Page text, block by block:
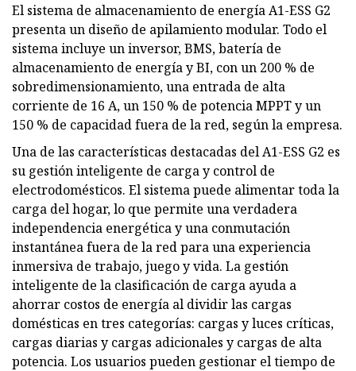
El sistema de almacenamiento de energía A1-ESS G2
presenta un diseño de apilamiento modular. Todo el
sistema incluye un inversor, BMS, batería de
almacenamiento de energía y BI, con un 200 % de
sobredimensionamiento, una entrada de alta
corriente de 16 A, un 150 % de potencia MPPT y un
150 % de capacidad fuera de la red, según la empresa.
Una de las características destacadas del A1-ESS G2 es
su gestión inteligente de carga y control de
electrodomésticos. El sistema puede alimentar toda la
carga del hogar, lo que permite una verdadera
independencia energética y una conmutación
instantánea fuera de la red para una experiencia
inmersiva de trabajo, juego y vida. La gestión
inteligente de la clasificación de carga ayuda a
ahorrar costos de energía al dividir las cargas
domésticas en tres categorías: cargas y luces críticas,
cargas diarias y cargas adicionales y cargas de alta
potencia. Los usuarios pueden gestionar el tiempo de